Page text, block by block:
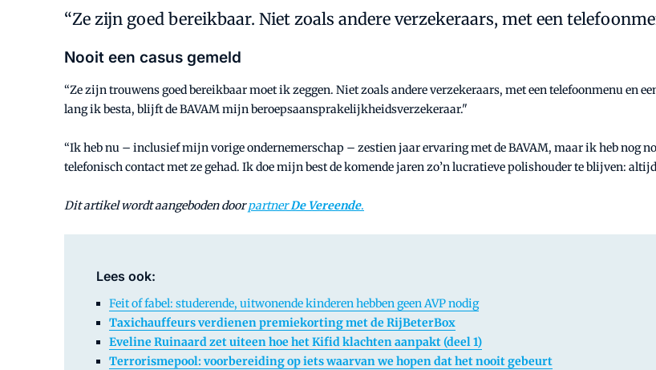
Ze zijn goed bereikbaar. Niet zoals andere verzekeraars, met een
Nooit een casus gemeld
“Ze zijn trouwens goed bereikbaar moet ik zeggen. Niet zoals andere verzekeraars, met een telefoonmenu en
lang ik besta, blijft de BAVAM mijn beroepsaansprakelijkheidsverzekeraar."
“Ik heb nu – inclusief mijn vorige ondernemerschap – zestien jaar ervaring met de BAVAM, maar ik heb nog
telefonisch contact met ze gehad. Ik doe mijn best de komende jaren zo’n lucratieve polishouder te blijven:
Dit artikel wordt aangeboden doorpartnerDe Vereende.
Lees ook:
Feit of fabel: studerende, uitwonende kinderen hebben geen AVP nodig
Taxichauffeurs verdienen premiekorting met de RijBeterBox
Eveline Ruinaard zet uiteen hoe het Kifid klachten aanpakt (deel 1)
Terrorismepool: voorbereiding op iets waarvan we hopen dat het nooit gebeurt